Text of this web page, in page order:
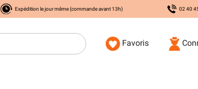
Expédition le jour même (commande avant 13h) 02 40
Favoris